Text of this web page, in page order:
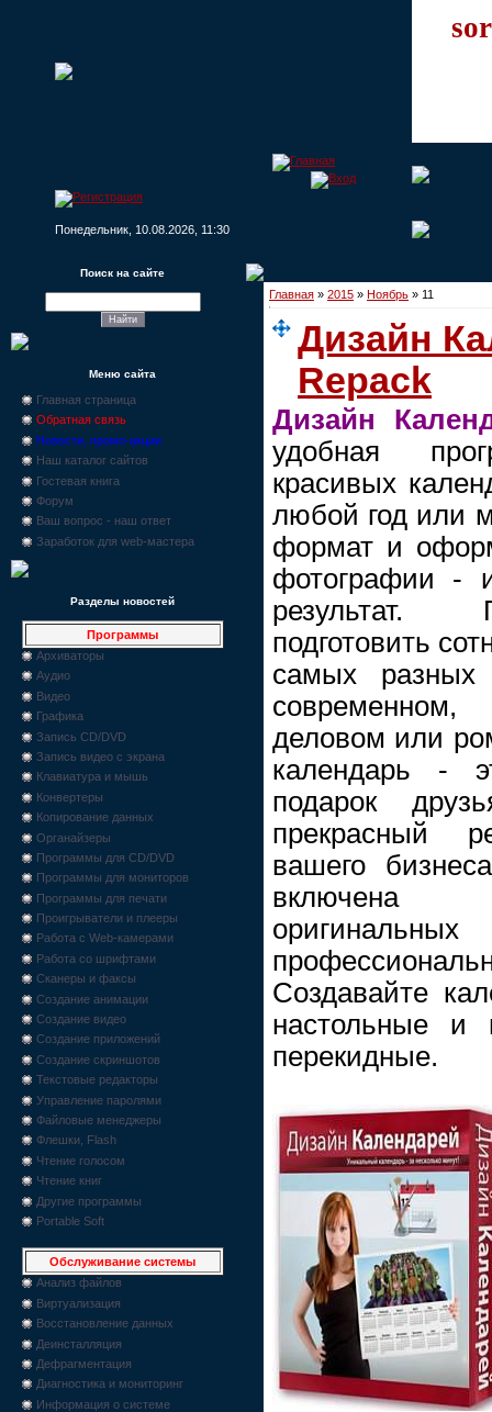
Понедельник, 10.08.2026, 11:30
Поиск на сайте
Меню сайта
Главная страница
Обратная связь
Новости, промо-акции
Наш каталог сайтов
Гостевая книга
Форум
Ваш вопрос - наш ответ
Заработок для web-мастера
Разделы новостей
Программы
Архиваторы
Аудио
Видео
Графика
Запись CD/DVD
Запись видео с экрана
Клавиатура и мышь
Конвертеры
Копирование данных
Органайзеры
Программы для CD/DVD
Программы для мониторов
Программы для печати
Проигрыватели и плееры
Работа с Web-камерами
Работа со шрифтами
Сканеры и факсы
Создание анимации
Создание видео
Создание приложений
Создание скриншотов
Текстовые редакторы
Управление паролями
Файловые менеджеры
Флешки, Flash
Чтение голосом
Чтение книг
Другие программы
Portable Soft
Обслуживание системы
Анализ файлов
Виртуализация
Восстановление данных
Деинсталляция
Дефрагментация
Диагностика и мониторинг
Информация о системе
Главная » 2015 » Ноябрь » 11
Дизайн
Repack
Дизайн
удобная
красивых
любой год или
формат и
фотографии -
результат.
подготовить
самых разных
деловом или
календарь -
подарок
прекрасный
вашего
включена
Создавайте
настольные и
перекидные.